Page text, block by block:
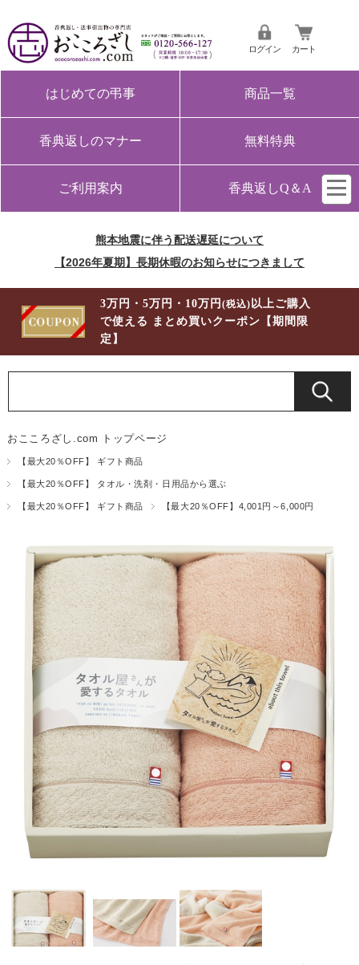
ログイン カート
はじめての弔事 商品一覧
香典返しのマナー 無料特典
ご利用案内 香典返しQ＆A
熊本地震に伴う配送遅延について
【2026年夏期】長期休暇のお知らせにつきまして
3万円・5万円・10万円(税込) 以上ご購入
で使える まとめ買いクーポン【期間限
定】
おこころざし.com トップページ
【最大20％OFF】 ギフト商品
【最大20％OFF】 タオル・洗剤・日用品から選ぶ
【最大20％OFF】 ギフト商品 【最大20％OFF】4,001円～6,000円